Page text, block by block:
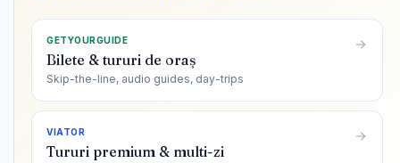
GETYOURGUIDE
Bilete & tururi de oraș
Skip-the-line, audio guides, day-trips
VIATOR
Tururi premium & multi-zi